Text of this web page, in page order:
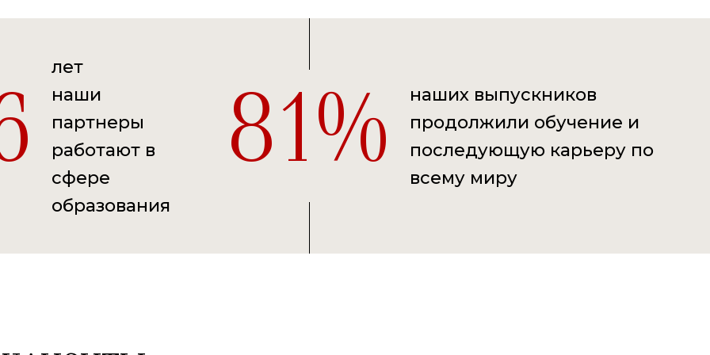
лет
наши
партнеры
работают в
сфере
образования
81%
наших выпускников
продолжили обучение и
последующую карьеру по
всему миру